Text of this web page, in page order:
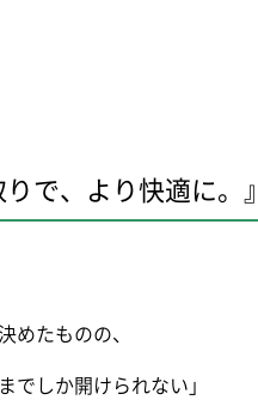
で、より快適に。』
めたものの、
でしか開けられない」